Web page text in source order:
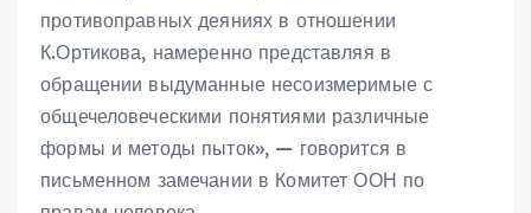
противоправных деяниях в отношении
К.Ортикова, намеренно представляя в
обращении выдуманные несоизмеримые с
общечеловеческими понятиями различные
формы и методы пыток», — говорится в
письменном замечании в Комитет ООН по